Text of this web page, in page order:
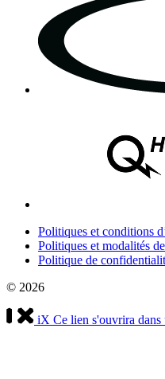
Politiques et conditions
Politiques et modalités
Politique de
© 2026
iX Ce lien s'ouvrira